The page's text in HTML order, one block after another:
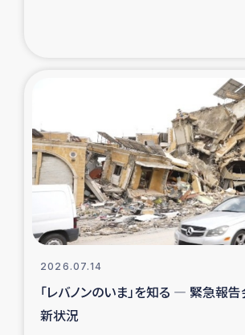
2026.07.14
「レバノンのいま」を知る ― 緊急報
新状況